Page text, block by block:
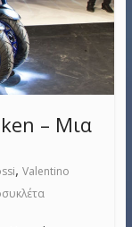
– Μια
, Valentino